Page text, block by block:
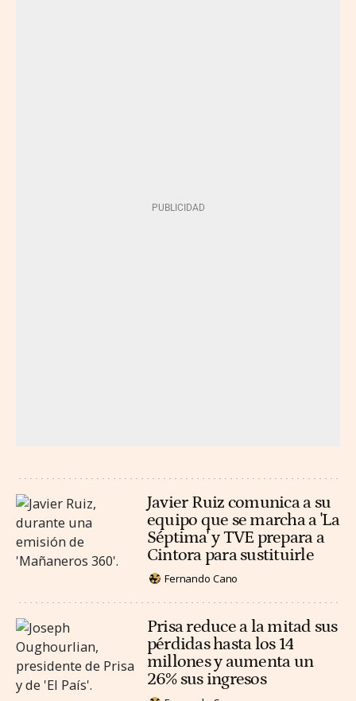
Javier Ruiz comunica a su
equipo que se marcha a 'La
Séptima' y TVE prepara a
Cintora para sustituirle
Fernando Cano
Prisa reduce a la mitad sus
pérdidas hasta los 14
millones y aumenta un
26% sus ingresos